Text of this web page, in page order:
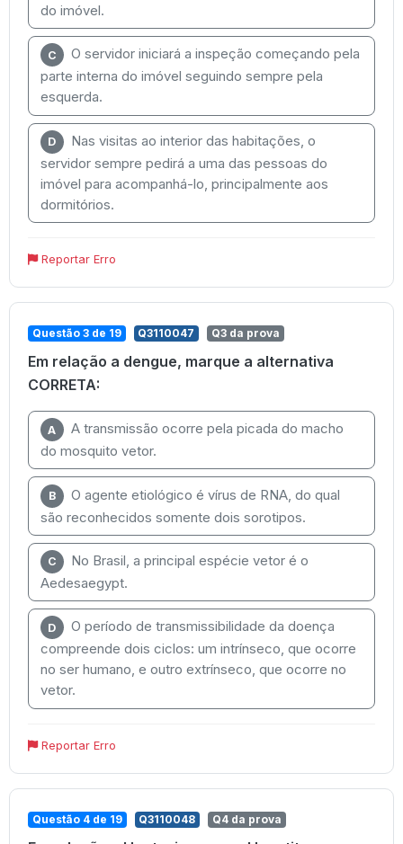
do imóvel.
C
O servidor iniciará a inspeção começando pela
parte interna do imóvel seguindo sempre pela
esquerda.
D
Nas visitas ao interior das habitações, o
servidor sempre pedirá a uma das pessoas do
imóvel para acompanhá-lo, principalmente aos
dormitórios.
Reportar Erro
Questão 3 de 19 Q3110047 Q3 da prova
Em relação a dengue, marque a alternativa
CORRETA:
A
A transmissão ocorre pela picada do macho
do mosquito vetor.
B
O agente etiológico é vírus de RNA, do qual
são reconhecidos somente dois sorotipos.
C
No Brasil, a principal espécie vetor é o
Aedesaegypt.
D
O período de transmissibilidade da doença
compreende dois ciclos: um intrínseco, que ocorre
no ser humano, e outro extrínseco, que ocorre no
vetor.
Reportar Erro
Questão 4 de 19 Q3110048 Q4 da prova